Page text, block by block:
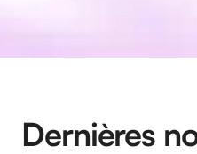
Dernières